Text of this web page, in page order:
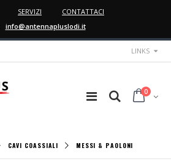
SERVIZI
CONTATTACI
info@antennapluslodi.it
LINKS
0
CAVI COASSIALI MESSI & PAOLONI